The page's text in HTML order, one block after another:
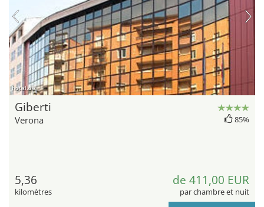
hotel.de
Giberti
Verona 85%
5,36
kilomètres
de 411,00 EUR
par chambre et nuit